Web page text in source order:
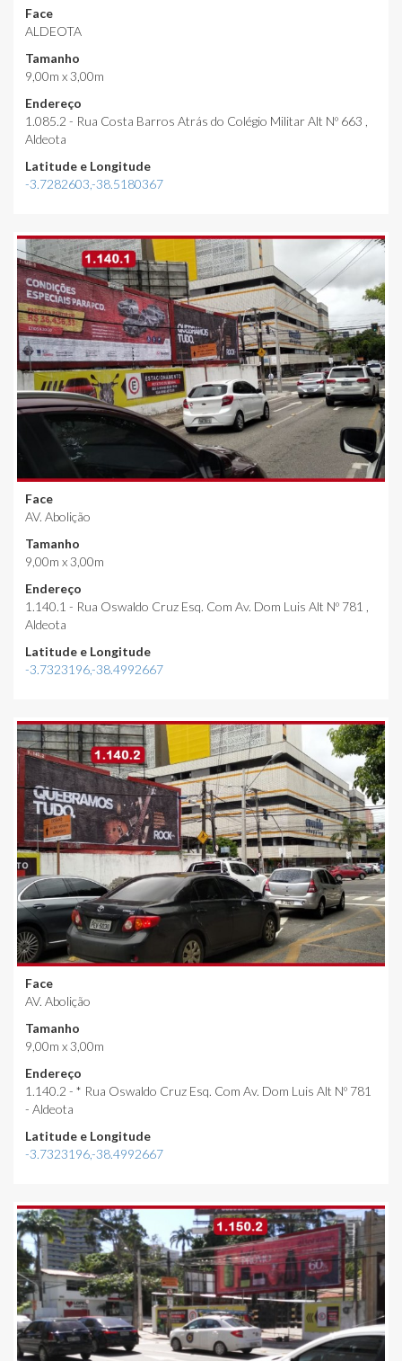
Face
ALDEOTA
Tamanho
9,00m x 3,00m
Endereço
1.085.2 - Rua Costa Barros Atrás do Colégio Militar Alt Nº 663 ,
Aldeota
Latitude e Longitude
-3.7282603,-38.5180367
Face
AV. Abolição
Tamanho
9,00m x 3,00m
Endereço
1.140.1 - Rua Oswaldo Cruz Esq. Com Av. Dom Luis Alt Nº 781 ,
Aldeota
Latitude e Longitude
-3.7323196,-38.4992667
Face
AV. Abolição
Tamanho
9,00m x 3,00m
Endereço
1.140.2 - * Rua Oswaldo Cruz Esq. Com Av. Dom Luis Alt Nº 781
- Aldeota
Latitude e Longitude
-3.7323196,-38.4992667